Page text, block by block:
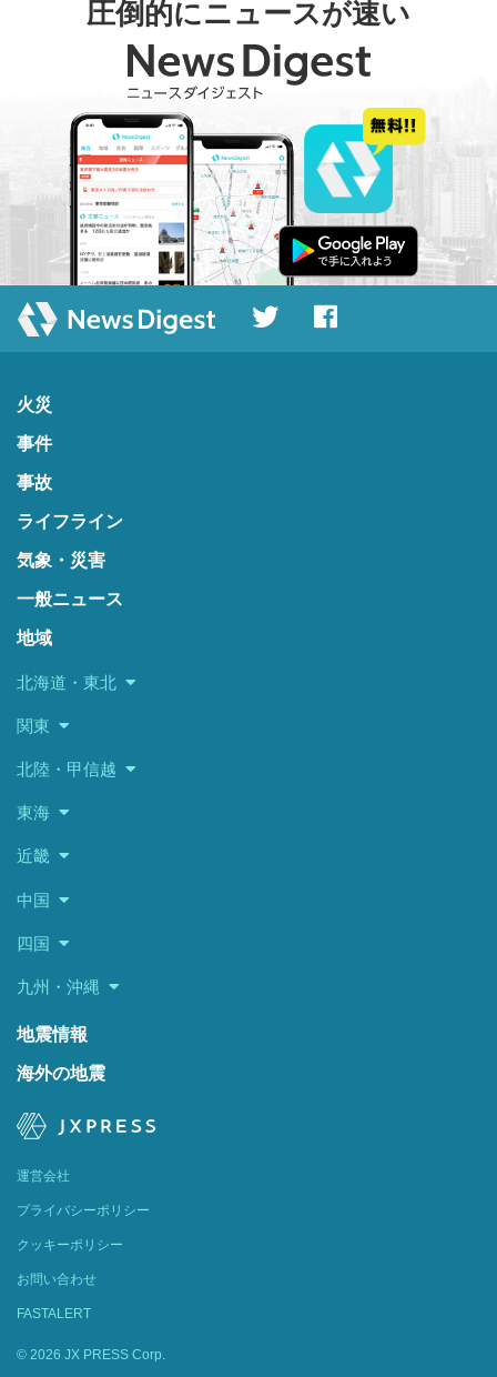
圧倒的にニュースが速い
火災
事件
事故
ライフライン
気象・災害
一般ニュース
地域
北海道・東北
関東
北陸・甲信越
東海
近畿
中国
四国
九州・沖縄
地震情報
海外の地震
運営会社
プライバシーポリシー
クッキーポリシー
お問い合わせ
FASTALERT
© 2026 JX PRESS Corp.